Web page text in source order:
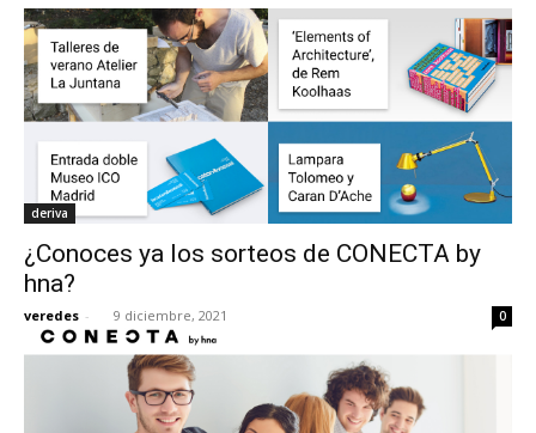
deriva
¿Conoces ya los sorteos de CONECTA by
hna?
veredes - 9 diciembre, 2021 0